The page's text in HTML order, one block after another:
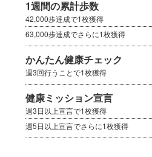
1週間の累計歩数
42,000歩達成で1枚獲得
63,000歩達成でさらに1枚獲得
かんたん健康チェック
週3回行うことで1枚獲得
健康ミッション宣言
週3日以上宣言で1枚獲得
週5日以上宣言でさらに1枚獲得